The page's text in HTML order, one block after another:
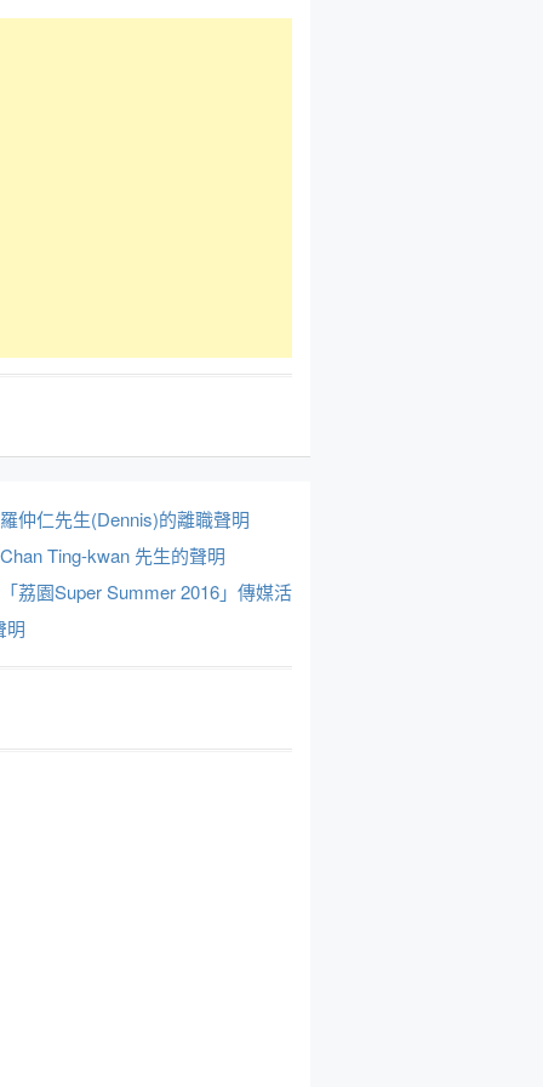
仲仁先生(Dennis)的離職聲明
Ting-kwan 先生的聲明
荔園Super Summer 2016」傳媒活
明